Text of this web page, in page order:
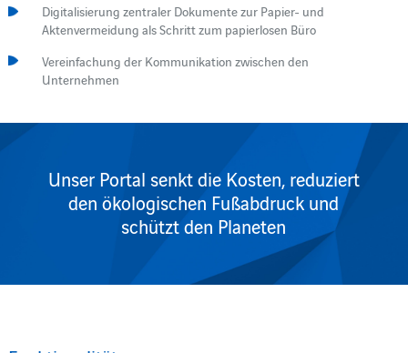
Digitalisierung zentraler Dokumente zur Papier- und
Aktenvermeidung als Schritt zum papierlosen Büro
Vereinfachung der Kommunikation zwischen den
Unternehmen
Unser Portal senkt die Kosten, reduziert
den ökologischen Fußabdruck und
schützt den Planeten